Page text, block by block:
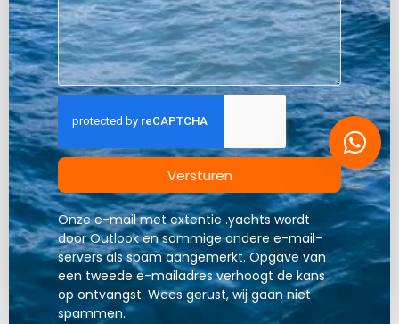
Versturen
Onze e-mail met extentie .yachts wordt
door Outlook en sommige andere e-mail-
servers als spam aangemerkt. Opgave van
een tweede e-mailadres verhoogt de kans
op ontvangst. Wees gerust, wij gaan niet
spammen.